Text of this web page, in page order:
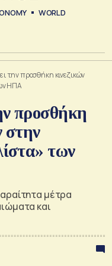
WORLD
την προσθήκη κινεζικών
ΗΠΑ
προσθήκη
στην
των
μέτρα
και